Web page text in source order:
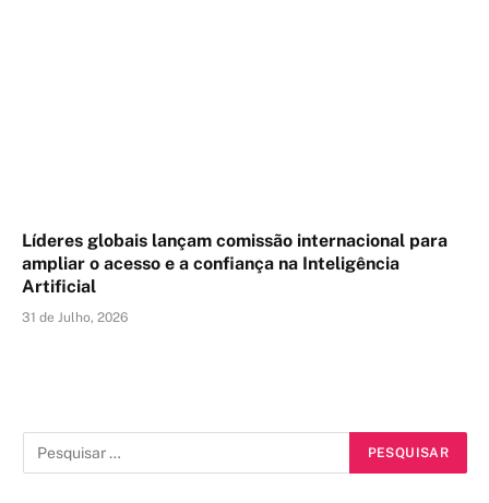
Líderes globais lançam comissão internacional para
ampliar o acesso e a confiança na Inteligência
Artificial
31 de Julho, 2026